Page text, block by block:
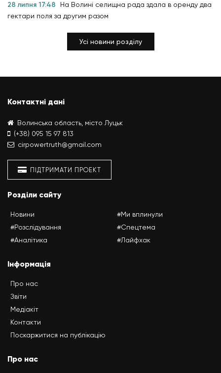
28 липня 17:48
На Волині селищна рада здала в оренду два
гектари поля за другим разом
Усі новини розділу
Контактні дані
Волинська область, місто Луцьк
(+38) 095 15 97 813
cirpowertruth@gmail.com
ПІДТРИМАТИ ПРОЕКТ
Розділи сайту
Новини
#Розслідування
#Аналітика
#Ми вплинули
#Спецтема
#Лайфхак
Інформація
Про нас
Звіти
Медіакіт
Контакти
Поскаржитися на публікацію
Про нас